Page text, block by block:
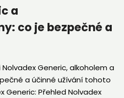
a
co je bezpečné a
Generic, alkoholem a
a účinné užívání tohoto
Generic: Přehled Nolvadex